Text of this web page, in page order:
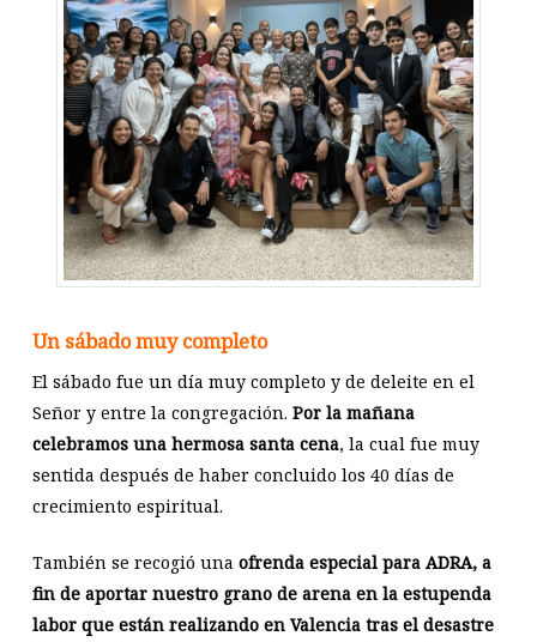
Un sábado muy completo
El sábado fue un día muy completo y de deleite en el
Señor y entre la congregación. Por la mañana
celebramos una hermosa santa cena, la cual fue muy
sentida después de haber concluido los 40 días de
crecimiento espiritual.
También se recogió una ofrenda especial para ADRA, a
fin de aportar nuestro grano de arena en la estupenda
labor que están realizando en Valencia tras el desastre